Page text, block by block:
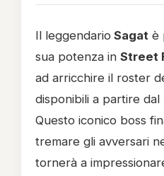
Il leggendario Sagat è
sua potenza in Street
ad arricchire il roster
disponibili a partire
Questo iconico boss
tremare gli avversari
tornerà a